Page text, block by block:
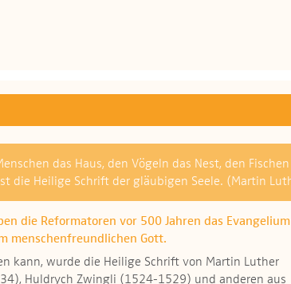
das Haus, den Vögeln das Nest, den Fischen
die Heilige Schrift der gläubigen Seele. (Martin
die Reformatoren vor 500 Jahren das Evangelium
menschenfreundlichen Gott.
kann, wurde die Heilige Schrift von Martin Luther
Huldrych Zwingli (1524-1529) und anderen aus